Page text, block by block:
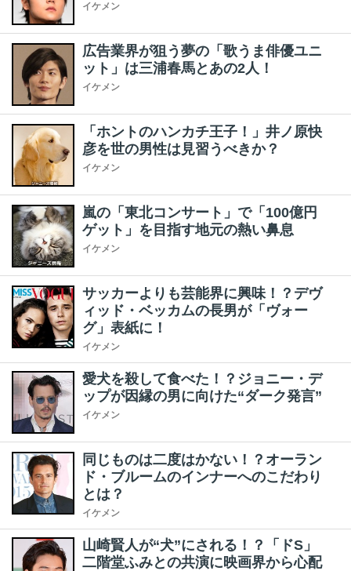
イケメン
広告業界が狙う夢の「歌うま俳優ユニ
ット」は三浦春馬とあの2人！
イケメン
「ホントのハンカチ王子！」井ノ原快
彦を世の男性は見習うべきか？
イケメン
嵐の「東北コンサート」で「100億円
ゲット」を目指す地元の熱い鼻息
イケメン
サッカーよりも芸能界に興味！？デヴ
ィッド・ベッカムの長男が「ヴォー
グ」表紙に！
イケメン
愛犬を殺して食べた！？ジョニー・デ
ップが因縁の男に向けた“ダーク発言”
イケメン
同じものは二度はかない！？オーラン
ド・ブルームのインナーへのこだわり
とは？
イケメン
山崎賢人が“犬”にされる！？「ドS」
二階堂ふみとの共演に映画界から心配